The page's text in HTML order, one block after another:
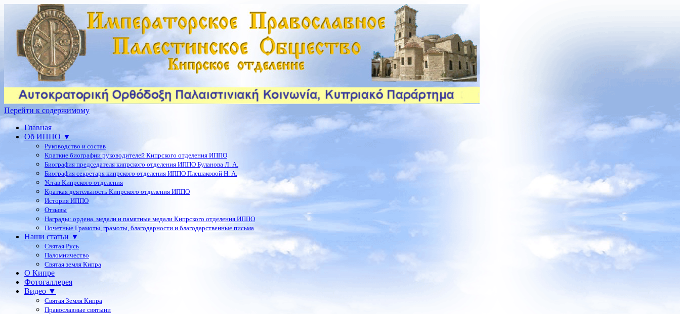
Перейти к содержимому
Главная
Об ИППО ▼
Руководство и состав
Краткие биографии руководителей Кипрского отделения ИППО
Биография председателя кипрского отделения ИППО Буланова Л. А.
Биография секретаря кипрского отделения ИППО Плешаковой Н. А.
Устав Кипрского отделения
Краткая деятельность Кипрского отделения ИППО
История ИППО
Отзывы
Награды: ордена, медали и памятные медали Кипрского отделения ИППО
Почетные Грамоты, грамоты, благодарности и благодарственные письма
Наши статьи ▼
Святая Русь
Паломничество
Святая земля Кипра
О Кипре
Фотогаллерея
Видео ▼
Святая Земля Кипра
Православные святыни